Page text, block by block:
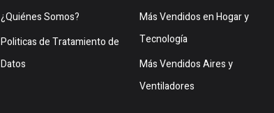
¿Quiénes Somos?
Politicas de Tratamiento de
Datos
Más Vendidos en Hogar y
Tecnología
Más Vendidos Aires y
Ventiladores